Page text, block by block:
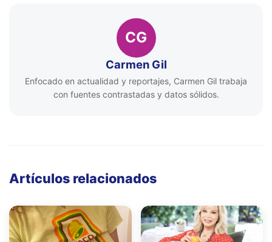
CG
Carmen Gil
Enfocado en actualidad y reportajes, Carmen Gil trabaja
con fuentes contrastadas y datos sólidos.
Artículos relacionados